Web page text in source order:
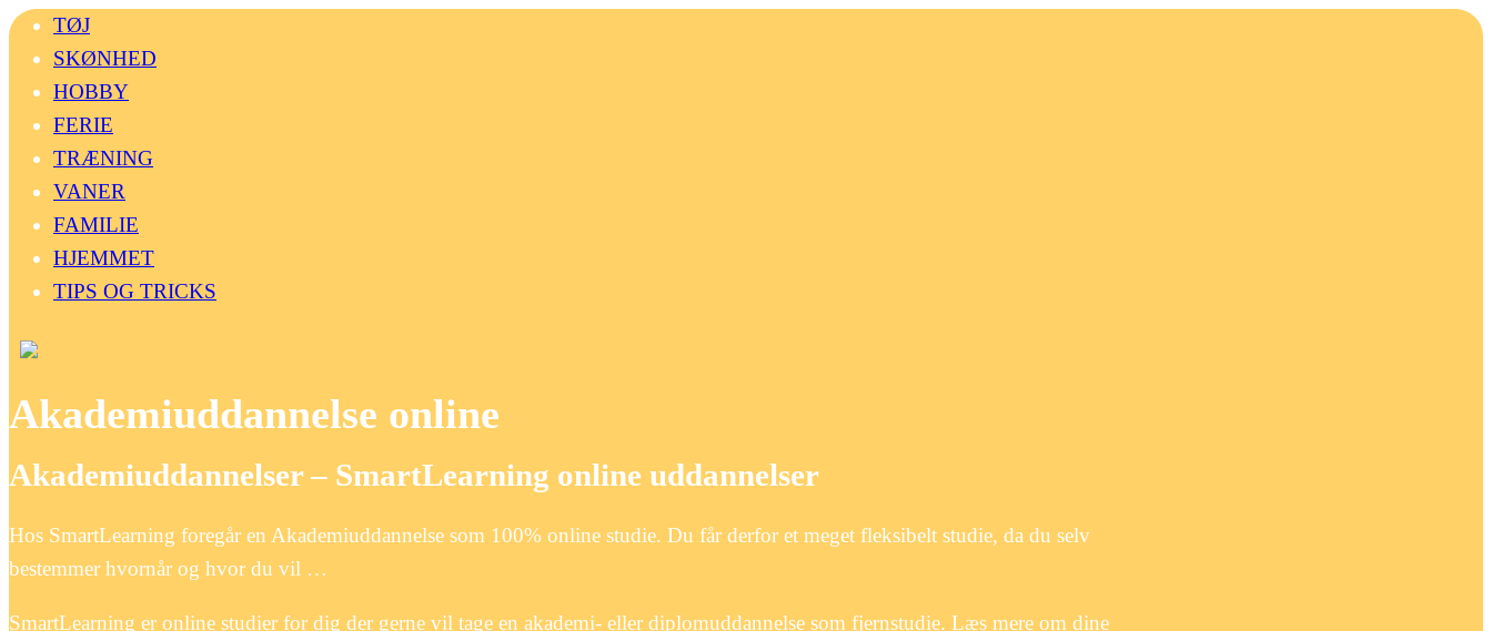
TØJ
SKØNHED
HOBBY
FERIE
TRÆNING
VANER
FAMILIE
HJEMMET
TIPS OG TRICKS
Akademiuddannelse online
Akademiuddannelser – SmartLearning online uddannelser
Hos SmartLearning foregår en Akademiuddannelse som 100% online studie. Du får derfor et meget fleksibelt studie, da du selv
bestemmer hvornår og hvor du vil …
SmartLearning er online studier for dig der gerne vil tage en akademi- eller diplomuddannelse som fjernstudie. Læs mere om dine